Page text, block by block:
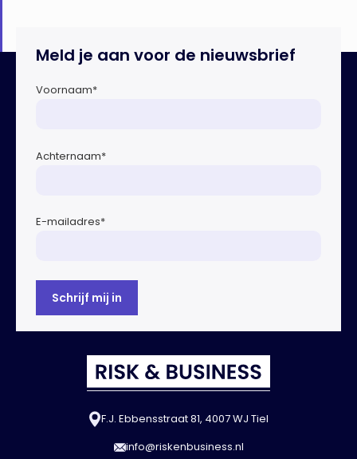
Meld je aan voor de nieuwsbrief
Voornaam*
Achternaam*
E-mailadres*
F.J. Ebbensstraat 81, 4007 WJ Tiel
info@riskenbusiness.nl